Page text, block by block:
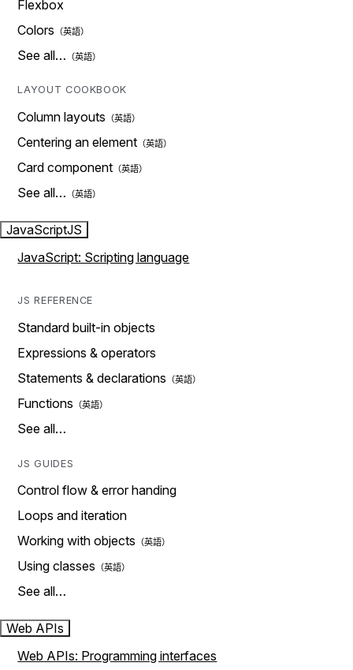
Flexbox
Colors
See all…
LAYOUT COOKBOOK
Column layouts
Centering an element
Card component
See all…
JavaScriptJS
JavaScript: Scripting language
JS REFERENCE
Standard built-in objects
Expressions & operators
Statements & declarations
Functions
See all…
JS GUIDES
Control flow & error handing
Loops and iteration
Working with objects
Using classes
See all…
Web APIs
Web APIs: Programming interfaces